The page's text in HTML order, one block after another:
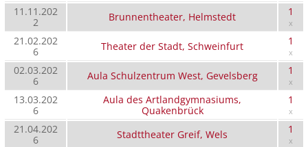
11.11.202
2
Brunnentheater, Helmstedt 1
x
21.02.202
6
Theater der Stadt, Schweinfurt 1
x
02.03.202
6
Aula Schulzentrum West, Gevelsberg 1
x
13.03.202
6
Aula des Artlandgymnasiums,
Quakenbrück
1
x
21.04.202
6
Stadttheater Greif, Wels 1
x